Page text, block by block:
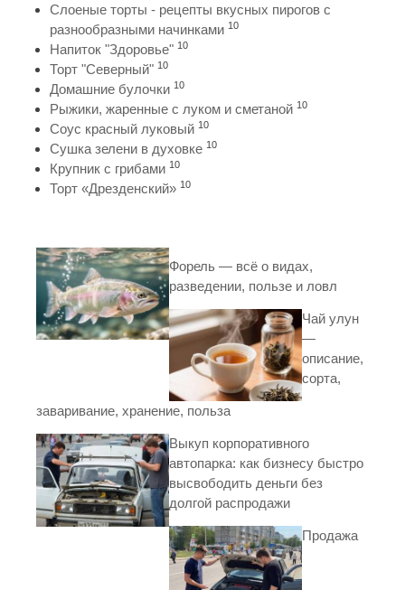
Слоеные торты - рецепты вкусных пирогов с
разнообразными начинками 10
Напиток "Здоровье" 10
Торт "Северный" 10
Домашние булочки 10
Рыжики, жаренные с луком и сметаной 10
Соус красный луковый 10
Сушка зелени в духовке 10
Крупник с грибами 10
Торт «Дрезденский» 10
Форель — всё о видах,
разведении, пользе и ловл
Чай улун
—
описание,
сорта,
заваривание, хранение, польза
Выкуп корпоративного
автопарка: как бизнесу быстро
высвободить деньги без
долгой распродажи
Продажа